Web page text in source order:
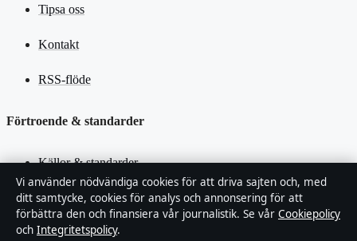
Tipsa oss
Kontakt
RSS-flöde
Förtroende & standarder
Källor & standarder
Redaktionell policy
Rättelsepolicy
Vi använder nödvändiga cookies för att driva sajten och, med
ditt samtycke, cookies för analys och annonsering för att
förbättra den och finansiera vår journalistik. Se vår Cookiepolicy
och Integritetspolicy.